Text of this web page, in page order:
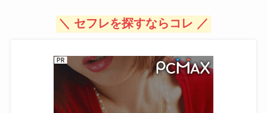
＼ セフレを探すならコレ ／